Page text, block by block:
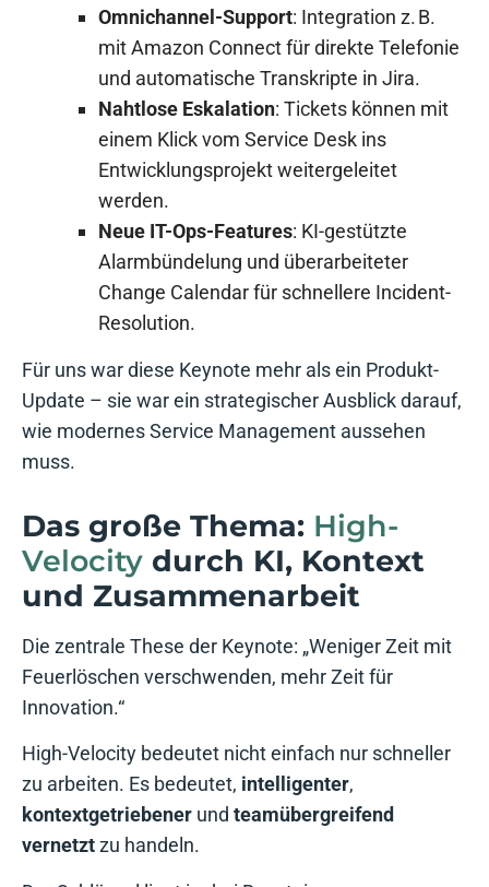
Omnichannel-Support: Integration z. B.
mit Amazon Connect für direkte Telefonie
und automatische Transkripte in Jira.
Nahtlose Eskalation: Tickets können mit
einem Klick vom Service Desk ins
Entwicklungsprojekt weitergeleitet
werden.
Neue IT-Ops-Features: KI-gestützte
Alarmbündelung und überarbeiteter
Change Calendar für schnellere Incident-
Resolution.
Für uns war diese Keynote mehr als ein Produkt-
Update – sie war ein strategischer Ausblick darauf,
wie modernes Service Management aussehen
muss.
Das große Thema: High-
Velocity durch KI, Kontext
und Zusammenarbeit
Die zentrale These der Keynote: „Weniger Zeit mit
Feuerlöschen verschwenden, mehr Zeit für
Innovation.“
High-Velocity bedeutet nicht einfach nur schneller
zu arbeiten. Es bedeutet, intelligenter,
kontextgetriebener und teamübergreifend
vernetztzu handeln.